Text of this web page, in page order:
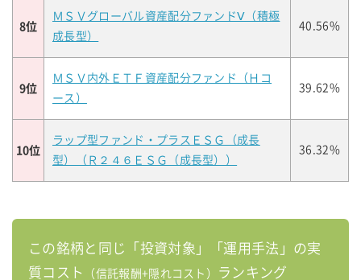
8位
ＭＳＶグローバル資産配分ファンドⅤ（積極
成長型）
40.56%
9位
ＭＳＶ内外ＥＴＦ資産配分ファンド（Ｈコ
ース）
39.62%
10位
ラップ型ファンド・プラスＥＳＧ（成長
型）（Ｒ２４６ＥＳＧ（成長型））
36.32%
この銘柄と同じ「投資対象」「運用手法」の実
質コスト
（信託報酬+隠れコスト） ランキング